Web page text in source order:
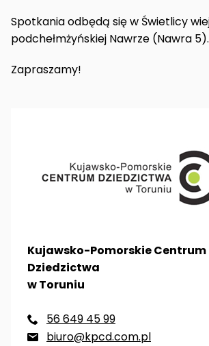
Spotkania odbędą się w Świetlicy
podchełmżyńskiej Nawrze (Nawra
Zapraszamy!
Kujawsko-Pomorskie Centrum
Dziedzictwa
w Toruniu
 56 649 45 99
 biuro@kpcd.com.pl